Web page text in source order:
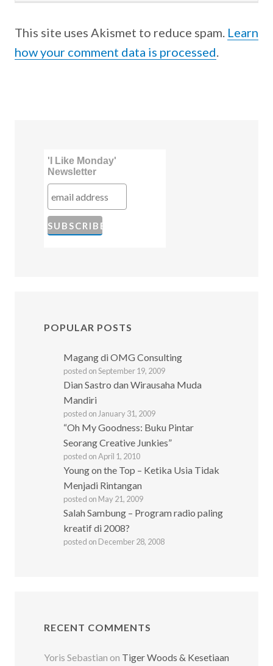
This site uses Akismet to reduce spam. Learn
how your comment data is processed.
'I Like Monday'
Newsletter
POPULAR POSTS
Magang di OMG Consulting
posted on September 19, 2009
Dian Sastro dan Wirausaha Muda
Mandiri
posted on January 31, 2009
“Oh My Goodness: Buku Pintar
Seorang Creative Junkies”
posted on April 1, 2010
Young on the Top – Ketika Usia Tidak
Menjadi Rintangan
posted on May 21, 2009
Salah Sambung – Program radio paling
kreatif di 2008?
posted on December 28, 2008
RECENT COMMENTS
Yoris Sebastian on Tiger Woods & Kesetiaan